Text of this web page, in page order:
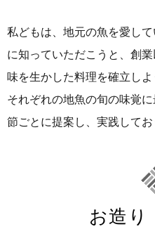
私どもは、地元の魚を愛し
に知っていただこうと、創
味を生かした料理を確立し
それぞれの地魚の旬の味覚
節ごとに提案し、実践してお
お造り